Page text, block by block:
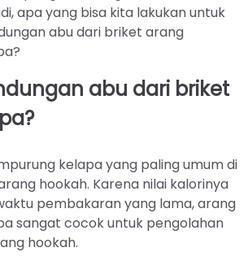
apa yang bisa kita lakukan untuk
abu dari briket arang
abu dari briket
kelapa yang paling umum di
hookah. Karena nilai kalorinya
pembakaran yang lama, arang
sangat cocok untuk pengolahan
hookah.